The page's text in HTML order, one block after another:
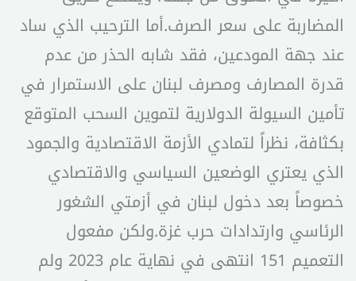
المضاربة على سعر الصرف.أما الترحيب الذي ساد
عند جهة المودعين، فقد شابه الحذر من عدم
قدرة المصارف ومصرف لبنان على الاستمرار في
تأمين السيولة الدولارية لتموين السحب المتوقع
بكثافة، نظراً لتمادي الأزمة الاقتصادية والجمود
الذي يعتري الوضعين السياسي والاقتصادي
خصوصاً بعد دخول لبنان في أزمتي الشغور
الرئاسي وارتدادات حرب غزة.ولكن مفعول
التعميم 151 انتهى في نهاية عام 2023 ولم